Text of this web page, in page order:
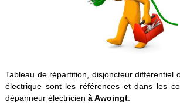
Tableau de répartition, disjoncteur différentiel
électrique sont les références et dans les
dépanneur électricien à Awoingt.